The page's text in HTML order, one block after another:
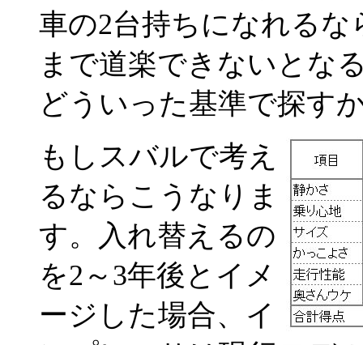
車の2台持ちになれる
まで道楽できないとな
どういった基準で探す
もしスバルで考え
るならこうなりま
す。入れ替えるの
を2～3年後とイメ
ージした場合、イ